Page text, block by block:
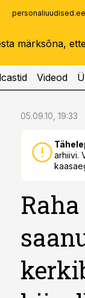
personaliuudised.ee
Videod
05.09.10, 19:33
arhiivi.